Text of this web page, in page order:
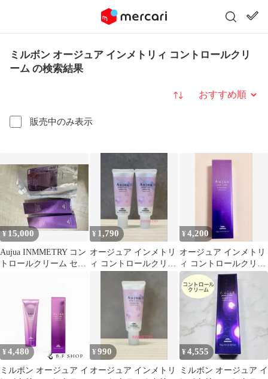
ミルボン オージュア インメトリィ コントロールクリ
ーム の検索結果
販売中のみ表示
並び替え
¥15,000
Aujua INMMETRY コン
トロールクリーム セッ
¥ 1,790
オージュア インメトリ
ィ コントロールクリー
¥4,200
オージュア インメトリ
ィ コントロールクリー
ム 135g
¥4,480
ミルボン オージュア イ
¥990
オージュア インメトリ
¥4,555
ミルボン オージュア イ